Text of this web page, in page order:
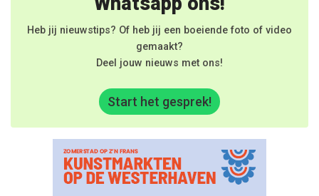
Heb jij nieuwstips? Of heb jij een boeiende foto of video
gemaakt?
Deel jouw nieuws met ons!
Start het gesprek!